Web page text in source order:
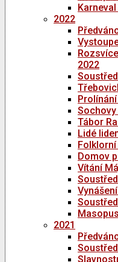
2022
2022
Tábor
Lidé
Domov
Vítání
2021